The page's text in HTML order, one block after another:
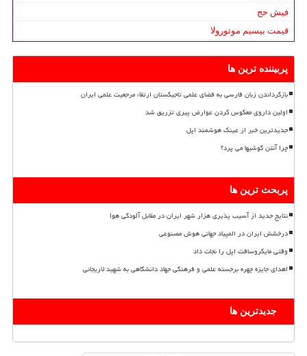
فیش حج
قیمت بیسیم موتورولا
پربیننده ترین ها
بازگرداندن زبان فارسی به فضای علمی تاجیکستان ارتقاء مرجعیت علمی ایران
اولین داروی معکوس کردن عوارض پیری تزریق شد
جدیدترین خبر از عینک هوشمند اپل
چرا آنتن گوشیها می پرد؟
پربحث ترین ها
نتایج جدید از آسیب پذیری هزار شهر ایران در مقابل آلودگی هوا
درخشش ایران در المپیاد جهانی هوش مصنوعی
وقتی مایکروسافت اپل را نجات داد
اهدای جایزه چهره برجسته علمی و فرهنگی جهاد دانشگاهی به شهید لاریجانی
جدیدترین ها